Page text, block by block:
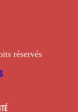
réservés